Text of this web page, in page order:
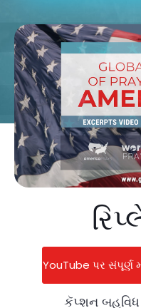
YouTube પર સંપૂર્ણ
કૅપ્શન